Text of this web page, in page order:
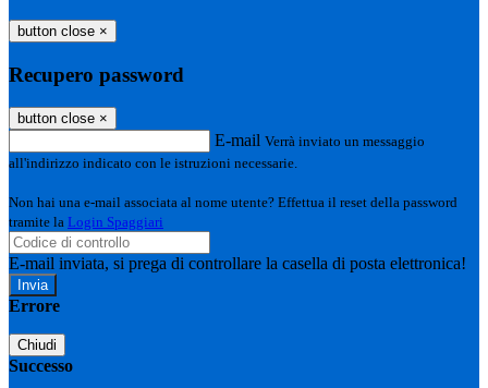
button close ×
Recupero password
button close ×
E-mail Verrà inviato un messaggio
all'indirizzo indicato con le istruzioni necessarie.
Non hai una e-mail associata al nome utente? Effettua il reset della password
tramite la Login Spaggiari
E-mail inviata, si prega di controllare la casella di posta elettronica!
Errore
Chiudi
Successo